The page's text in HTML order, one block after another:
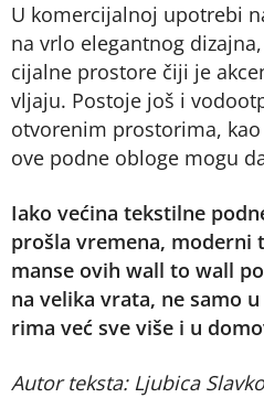
U ko­mer­ci­jal­noj upo­tre­bi
na vr­lo ele­gant­nog
ci­jal­ne pro­sto­re či­ji je
vlja­ju. Po­sto­je još i
otvo­re­nim pro­sto­ri­ma,
ove pod­ne oblo­ge mo­gu
Iako ve­ći­na tek­stil­ne
pro­šla vre­me­na,
man­se ovih wall to wall
na ve­li­ka vra­ta, ne sa­mo
ri­ma već sve vi­še i u
Autor teksta: Lju­bi­ca